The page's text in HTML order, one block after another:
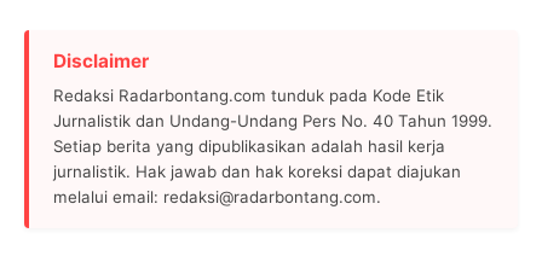
Disclaimer
Redaksi Radarbontang.com tunduk pada Kode Etik
Jurnalistik dan Undang-Undang Pers No. 40 Tahun 1999.
Setiap berita yang dipublikasikan adalah hasil kerja
jurnalistik. Hak jawab dan hak koreksi dapat diajukan
melalui email: redaksi@radarbontang.com.